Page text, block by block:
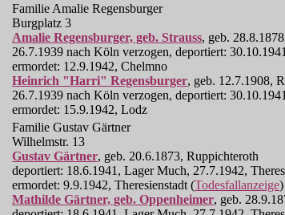
Familie Amalie Regensburger
Burgplatz 3
Amalie Regensburger, geb. Strauss, geb.
26.7.1939 nach Köln verzogen, deportiert:
ermordet: 12.9.1942, Chelmno
Heinrich "Harri" Regensburger, geb. 12.7.1908,
26.7.1939 nach Köln verzogen, deportiert:
ermordet: 15.9.1942, Lodz
Familie Gustav Gärtner
Wilhelmstr. 13
Gustav Gärtner, geb. 20.6.1873, Ruppichteroth
deportiert: 18.6.1941, Lager Much, 27.7.1942,
ermordet: 9.9.1942, Theresienstadt (Todesfallanzeige)
Mathilde Gärtner, geb. Oppenheimer, geb.